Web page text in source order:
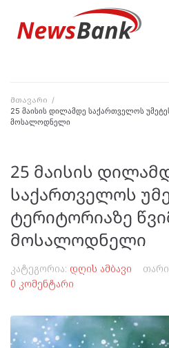
მთავარი /
25 მაისის დილამდე საქართველოს
მოსალოდნელი
25 მაისის
საქართველოს
ტერიტორიაზე
მოსალოდნელი
კატეგორია: დღის ამბავი
0 კომენტარი